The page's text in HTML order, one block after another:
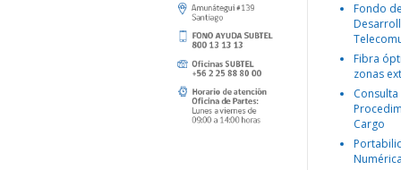
Fondo
Fibra
zonas
Consulta
Cargo